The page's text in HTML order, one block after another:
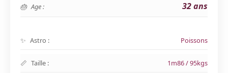
Age : 32 ans
Astro : Poissons
Taille : 1m86 / 95kgs